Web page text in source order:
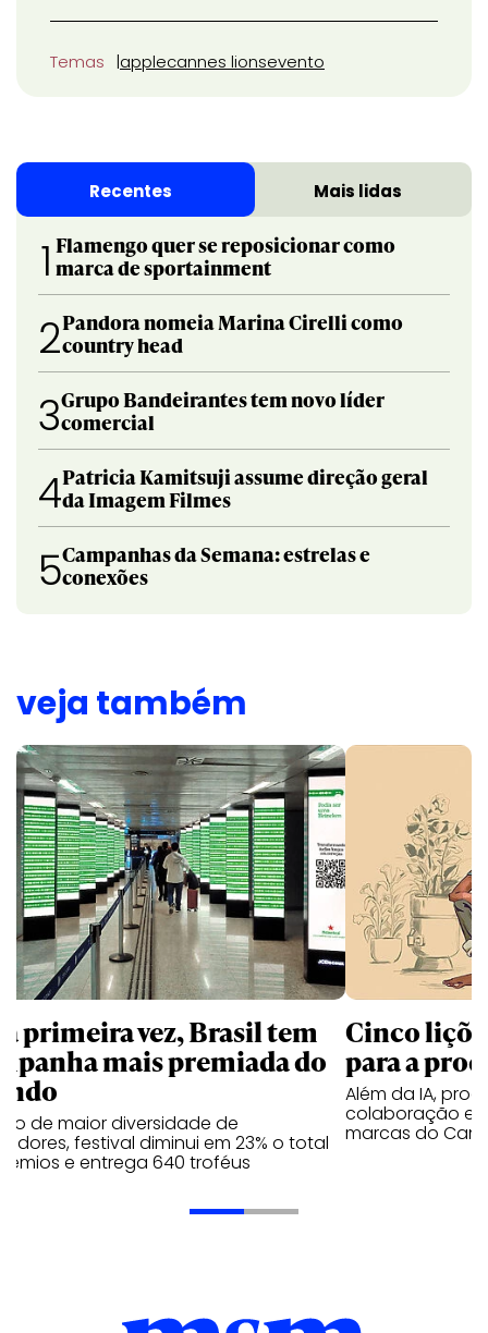
Temas applecannes lionsevento
Recentes Mais lidas
1 Flamengo quer se reposicionar como
marca de sportainment
2Pandora nomeia Marina Cirelli como
country head
3Grupo Bandeirantes tem novo líder
comercial
4Patricia Kamitsuji assume direção geral
da Imagem Filmes
5Campanhas da Semana: estrelas e
conexões
veja também
primeira vez, Brasil tem
mais premiada do
de maior diversidade de
festival diminui em 23% o total
e entrega 640 troféus
Cinco
para a
Além da IA,
colaboração e
marcas do